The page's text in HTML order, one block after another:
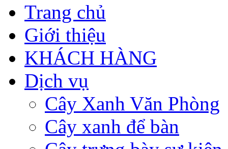
Trang chủ
Giới thiệu
KHÁCH HÀNG
Dịch vụ
Cây Xanh Văn Phòng
Cây xanh để bàn